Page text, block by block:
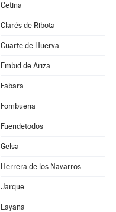
Cetina
Clarés de Ribota
Cuarte de Huerva
Embid de Ariza
Fabara
Fombuena
Fuendetodos
Gelsa
Herrera de los Navarros
Jarque
Layana